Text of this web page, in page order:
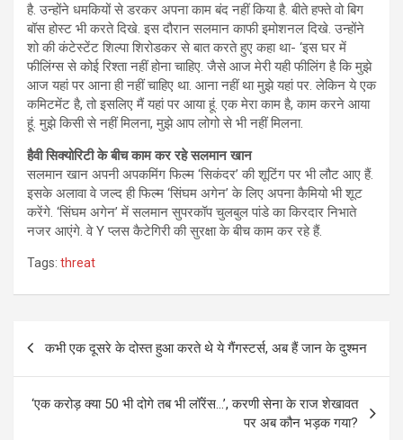
है. उन्होंने धमकियों से डरकर अपना काम बंद नहीं किया है. बीते हफ्ते वो बिग
बॉस होस्ट भी करते दिखे. इस दौरान सलमान काफी इमोशनल दिखे. उन्होंने
शो की कंटेस्टेंट शिल्पा शिरोडकर से बात करते हुए कहा था- ‘इस घर में
फीलिंग्स से कोई रिश्ता नहीं होना चाहिए. जैसे आज मेरी यही फीलिंग है कि मुझे
आज यहां पर आना ही नहीं चाहिए था. आना नहीं था मुझे यहां पर. लेकिन ये एक
कमिटमेंट है, तो इसलिए मैं यहां पर आया हूं. एक मेरा काम है, काम करने आया
हूं. मुझे किसी से नहीं मिलना, मुझे आप लोगो से भी नहीं मिलना.
हैवी सिक्योरिटी के बीच काम कर रहे सलमान खान
सलमान खान अपनी अपकमिंग फिल्म ‘सिकंदर’ की शूटिंग पर भी लौट आए हैं.
इसके अलावा वे जल्द ही फिल्म ‘सिंघम अगेन’ के लिए अपना कैमियो भी शूट
करेंगे. ‘सिंघम अगेन’ में सलमान सुपरकॉप चुलबुल पांडे का किरदार निभाते
नजर आएंगे. वे Y प्लस कैटेगिरी की सुरक्षा के बीच काम कर रहे हैं.
Tags: threat
navigation
कभी एक दूसरे के दोस्त हुआ करते थे ये गैंगस्टर्स, अब हैं जान के दुश्मन
‘एक करोड़ क्या 50 भी दोगे तब भी लॉरेंस…’, करणी सेना के राज शेखावत
पर अब कौन भड़क गया?